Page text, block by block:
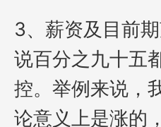
3、薪资及目前
说百分之九十五
控。举例来说，
论意义上是涨的